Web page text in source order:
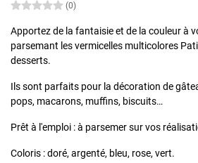
(0)
Apportez de la fantaisie et de la couleur à
parsemant les vermicelles multicolores
desserts.
Ils sont parfaits pour la décoration de
pops, macarons, muffins, biscuits…
Prêt à l'emploi : à parsemer sur vos
Coloris : doré, argenté, bleu, rose, vert.